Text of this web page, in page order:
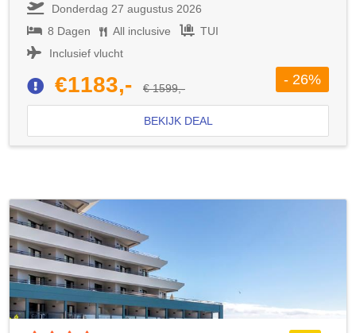
Donderdag 27 augustus 2026
8 Dagen
All inclusive
TUI
Inclusief vlucht
€1183,- € 1599,-
- 26%
BEKIJK DEAL